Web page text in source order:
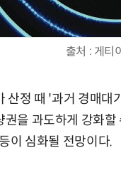
출처 : 게티
산정 때 '과거 경매대
을 과도하게 강화
이 심화될 전망이다.